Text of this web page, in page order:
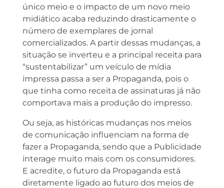
único meio e o impacto de um novo meio
midiático acaba reduzindo drasticamente o
número de exemplares de jornal
comercializados. A partir dessas mudanças, a
situação se inverteu e a principal receita para
“sustentabilizar” um veículo de mídia
impressa passa a ser a Propaganda, pois o
que tinha como receita de assinaturas já não
comportava mais a produção do impresso.
Ou seja, as históricas mudanças nos meios
de comunicação influenciam na forma de
fazer a Propaganda, sendo que a Publicidade
interage muito mais com os consumidores.
E acredite, o futuro da Propaganda está
diretamente ligado ao futuro dos meios de